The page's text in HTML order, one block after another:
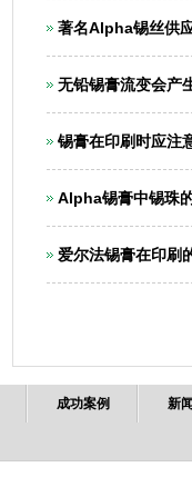
著名Alpha锡丝供
无铅锡膏流变会产
锡膏在印刷时应注
Alpha锡膏中锡珠
爱尔法锡膏在印刷
成功案例 新